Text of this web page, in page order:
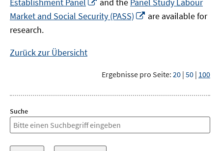
öffnen
neuem
Fenster
Market and Social Security (PASS)
In
are available for
research.
Zurück zur Übersicht
Ergebnisse pro Seite: 20 | 50 | 100
Suche